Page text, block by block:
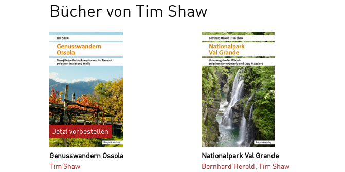
Bücher von Tim Shaw
Jetzt vorbestellen
Genusswandern Ossola
Tim Shaw
Nationalpark Val Grande
Bernhard Herold Tim Shaw